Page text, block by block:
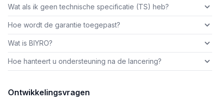
Wat als ik geen technische specificatie (TS) heb?
Hoe wordt de garantie toegepast?
Wat is BIYRO?
Hoe hanteert u ondersteuning na de lancering?
Ontwikkelingsvragen